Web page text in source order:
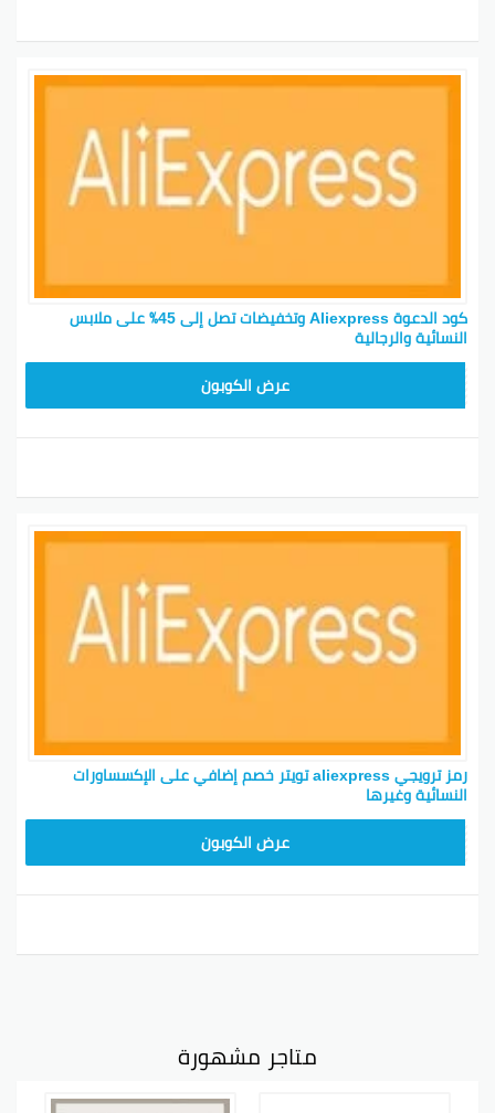
كود الدعوة Aliexpress وتخفيضات تصل إلى 45٪ على ملابس
النسائية والرجالية
عرض الكوبون
رمز ترويجي aliexpress تويتر خصم إضافي على الإكسساورات
النسائية وغيرها
عرض الكوبون
متاجر مشهورة